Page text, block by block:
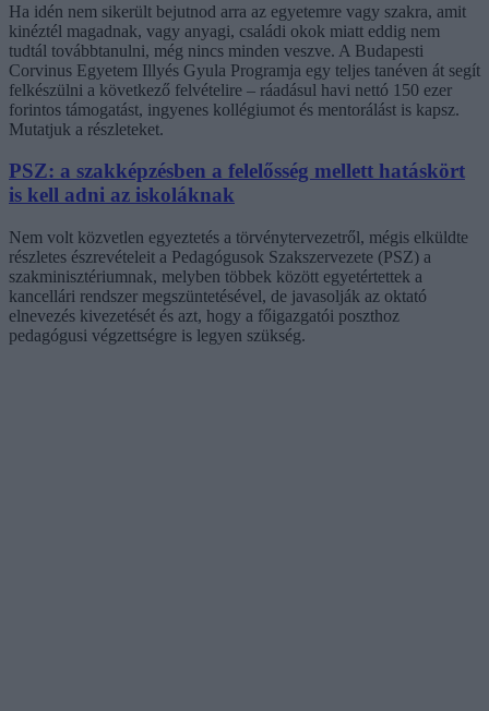
Ha idén nem sikerült bejutnod arra az egyetemre vagy szakra, amit
kinéztél magadnak, vagy anyagi, családi okok miatt eddig nem
tudtál továbbtanulni, még nincs minden veszve. A Budapesti
Corvinus Egyetem Illyés Gyula Programja egy teljes tanéven át segít
felkészülni a következő felvételire – ráadásul havi nettó 150 ezer
forintos támogatást, ingyenes kollégiumot és mentorálást is kapsz.
Mutatjuk a részleteket.
PSZ: a szakképzésben a felelősség mellett hatáskört
is kell adni az iskoláknak
Nem volt közvetlen egyeztetés a törvénytervezetről, mégis elküldte
részletes észrevételeit a Pedagógusok Szakszervezete (PSZ) a
szakminisztériumnak, melyben többek között egyetértettek a
kancellári rendszer megszüntetésével, de javasolják az oktató
elnevezés kivezetését és azt, hogy a főigazgatói poszthoz
pedagógusi végzettségre is legyen szükség.